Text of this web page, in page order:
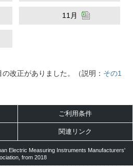
11月
改正がありました。（説明： その1
ご利用条件
関連リンク
Electric Measuring Instruments Manufacturers'
from 2018